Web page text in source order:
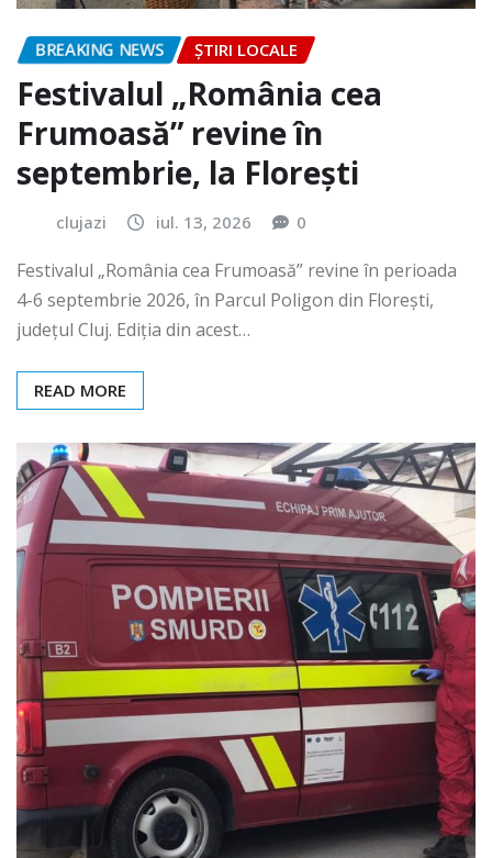
BREAKING NEWS ȘTIRI LOCALE
Festivalul „România cea
Frumoasă” revine în
septembrie, la Florești
clujazi iul. 13, 2026 0
Festivalul „România cea Frumoasă” revine în perioada
4-6 septembrie 2026, în Parcul Poligon din Floreşti,
județul Cluj. Ediția din acest…
READ MORE